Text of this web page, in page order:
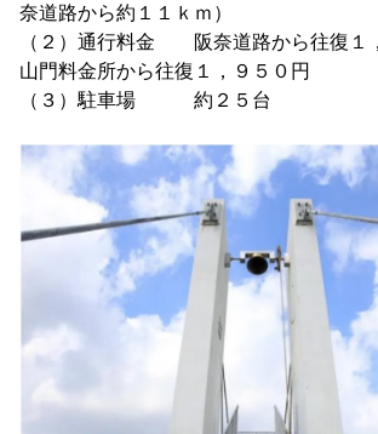
奈道路から約１１ｋｍ）
（２）通行料金 阪奈道路から往復１
山門料金所から往復１，９５０円
（３）駐車場 約２５台